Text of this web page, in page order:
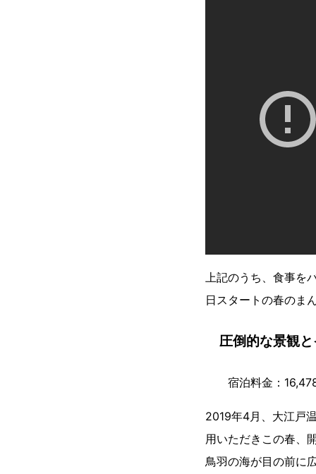
上記のうち、食事を
日スタートの春のま
圧倒的な景観と
宿泊料金：16,478
2019年4月、大江戸
用いただきこの春、
鳥羽の海が目の前に